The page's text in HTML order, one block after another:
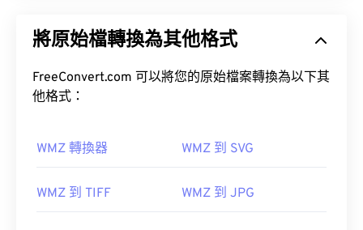
將原始檔轉換為其他格式
FreeConvert.com 可以將您的原始檔案轉換為以下其
他格式：
WMZ 轉換器 WMZ 到 SVG
WMZ 到 TIFF WMZ 到 JPG